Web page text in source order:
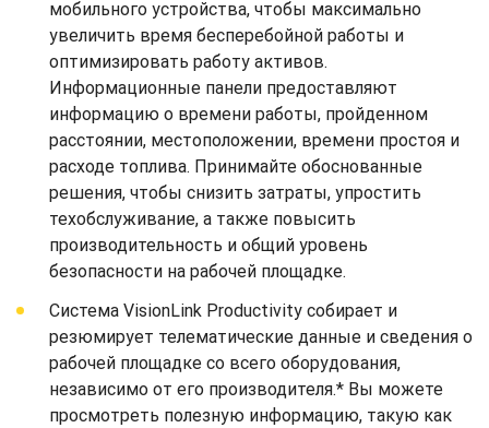
мобильного устройства, чтобы максимально
увеличить время бесперебойной работы и
оптимизировать работу активов.
Информационные панели предоставляют
информацию о времени работы, пройденном
расстоянии, местоположении, времени простоя и
расходе топлива. Принимайте обоснованные
решения, чтобы снизить затраты, упростить
техобслуживание, а также повысить
производительность и общий уровень
безопасности на рабочей площадке.
Система VisionLink Productivity собирает и
резюмирует телематические данные и сведения о
рабочей площадке со всего оборудования,
независимо от его производителя.* Вы можете
просмотреть полезную информацию, такую как